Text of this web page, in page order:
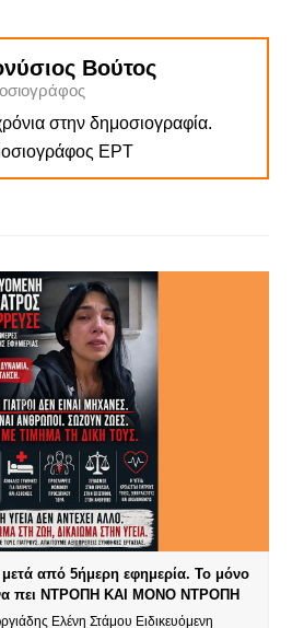
Βούτος
στην δημοσιογραφία.
ΕΡΤ
μετά από 5ήμερη εφημερία. Το μόνο
να πει ΝΤΡΟΠΗ ΚΑΙ ΜΟΝΟ ΝΤΡΟΠΗ
Ελένη Στάμου Ειδικευόμενη